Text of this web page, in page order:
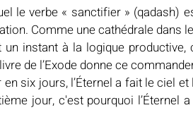
le verbe « sanctifier » (qadash)
Comme une cathédrale dans
instant à la logique productive,
de l’Exode donne ce
six jours, l’Éternel a fait le ciel
jour, c'est pourquoi l’Éternel